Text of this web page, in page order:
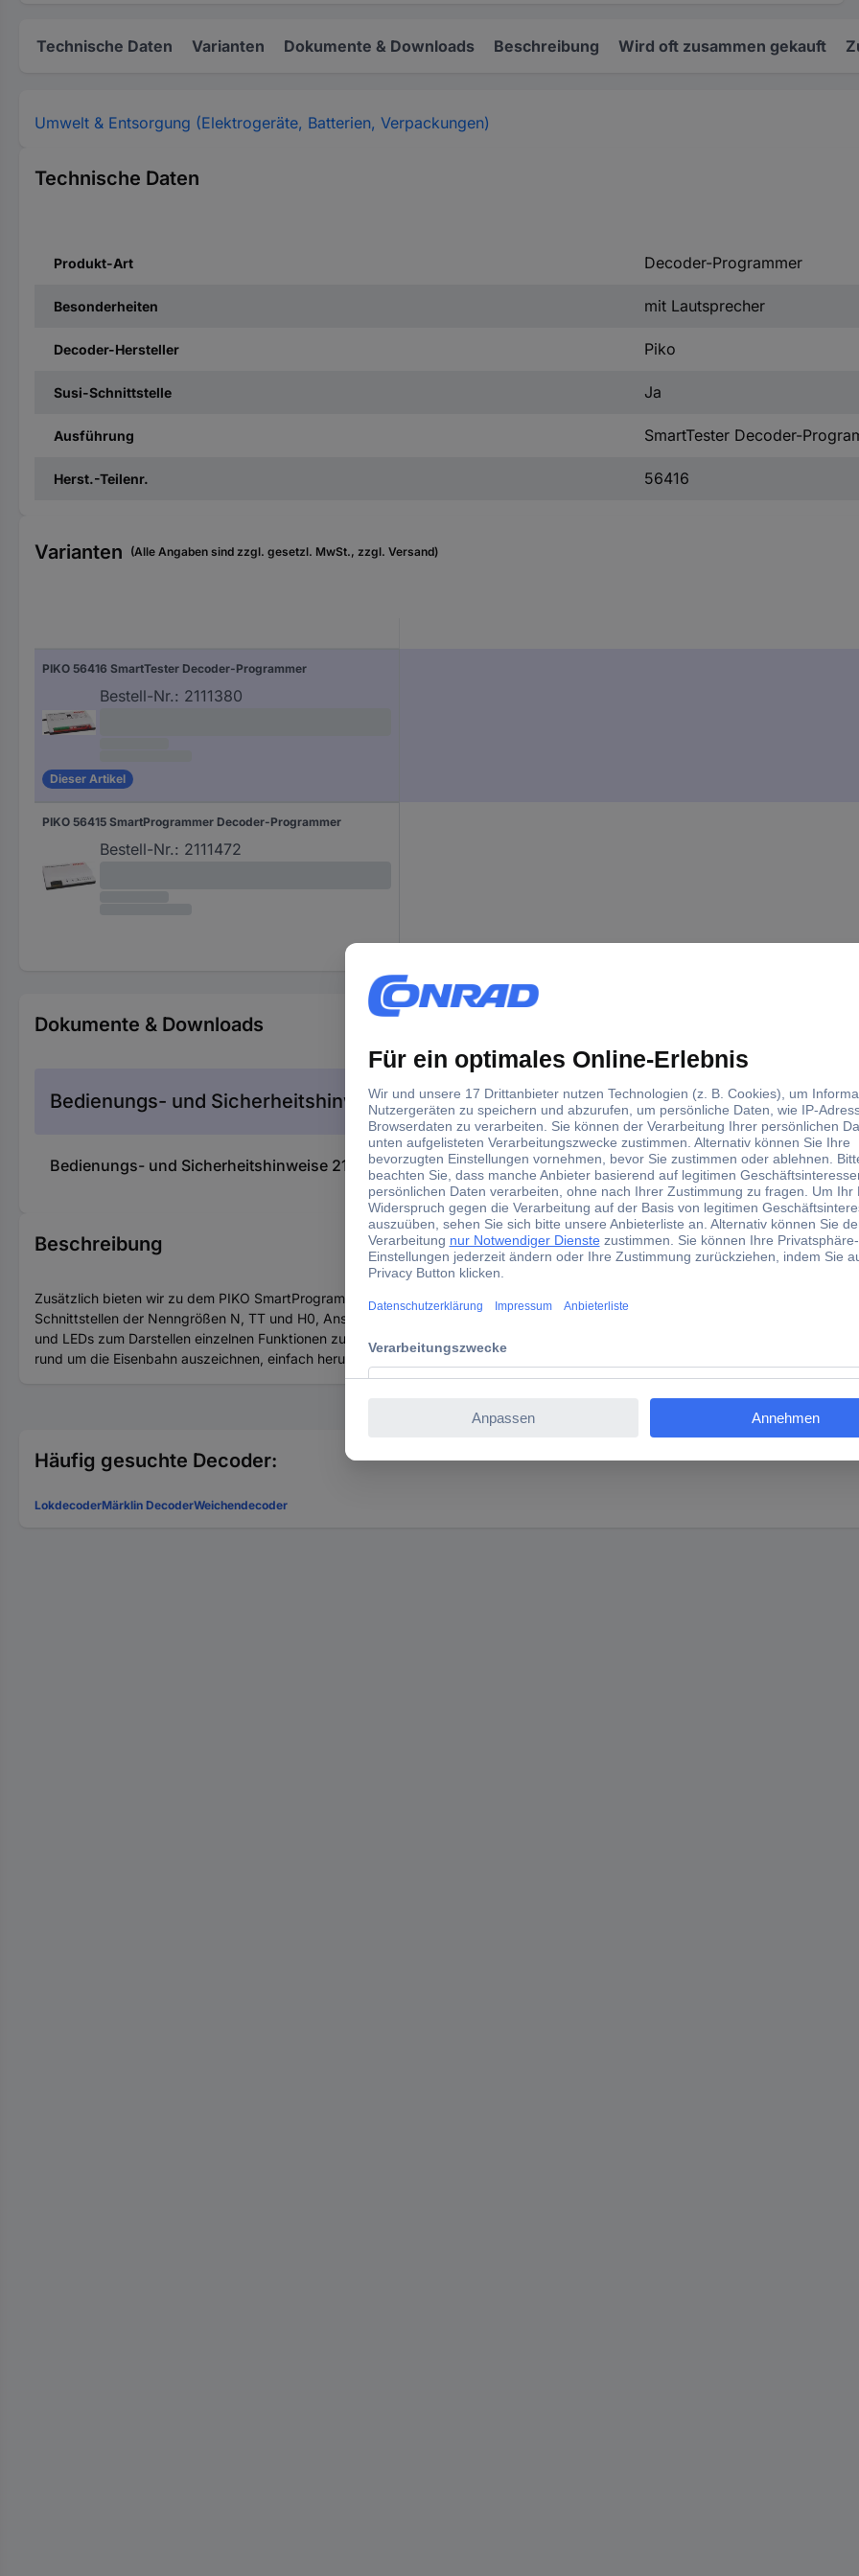
Technische Daten Varianten Dokumente & Downloads Beschreibung Wird oft zusammen gekauft
Umwelt & Entsorgung (Elektrogeräte, Batterien, Verpackungen)
Technische Daten
Produkt-Art Decoder-Programmer
Besonderheiten mit Lautsprecher
Decoder-Hersteller Piko
Susi-Schnittstelle Ja
Ausführung SmartTester Decoder-
Herst.-Teilenr. 56416
Varianten (Alle Angaben sind zzgl. gesetzl. MwSt., zzgl. Versand)
PIKO 56416 SmartTester Decoder-Programmer
Bestell-Nr.: 2111380
Dieser Artikel
PIKO 56415 SmartProgrammer Decoder-Programmer
Bestell-Nr.: 2111472
Dokumente & Downloads
Bedienungs- und Sicherheitshinweise
Bedienungs- und Sicherheitshinweise 2111380 PIKO 56416 SmartTester Decoder-Programmer
Beschreibung
Zusätzlich bieten wir zu dem PIKO SmartProgrammer 56415 einen dazu passenden PIKO SmartTester zum problemlosen Testen
Schnittstellen der Nenngrößen N, TT und H0, Anschlussmöglichkeiten von Decodern großer Spurweiten, ein langlebiger Motor,
und LEDs zum Darstellen einzelnen Funktionen zur Verfügung. Mit dem PIKO SmartProgrammer sowie dem Tester können nun
rund um die Eisenbahn auszeichnen, einfach heruntergeladen, bearbeitet und getestet werden.
Häufig gesuchte Decoder:
LokdecoderMärklin DecoderWeichendecoder